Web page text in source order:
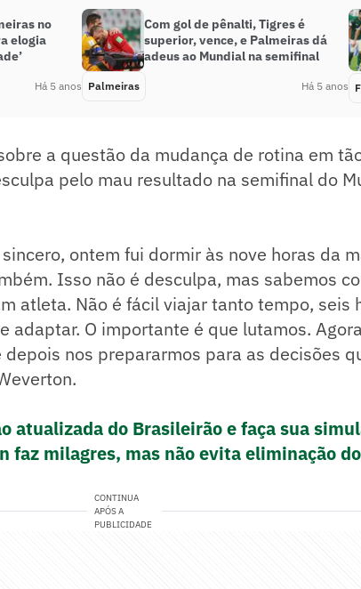
no
elogia
Há 5 anos
Com gol de pênalti, Tigres é
superior, vence, e Palmeiras dá
adeus ao Mundial na semifinal
Palmeiras Há 5 anos
a questão da mudança de rotina em
pelo mau resultado na semifinal do
ontem fui dormir às nove horas da
Isso não é desculpa, mas sabemos
atleta. Não é fácil viajar tanto tempo, seis
adaptar. O importante é que lutamos.
nos prepararmos para as decisões
atualizada do Brasileirão e faça sua
faz milagres, mas não evita eliminação do
CONTINUA
APÓS A
PUBLICIDADE